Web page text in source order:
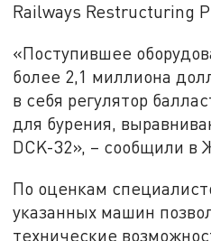
Railways Restructuring
«Поступившее
более 2,1 миллиона
в себя регулятор
для бурения,
DCK-32», – сообщили
По оценкам
указанных машин
технические